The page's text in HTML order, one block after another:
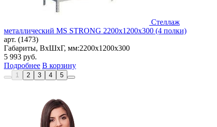
Стеллаж
металлический MS STRONG 2200x1200x300 (4 полки)
арт. (1473)
Габариты, ВxШxГ, мм:2200x1200x300
5 993 руб.
Подробнее В корзину
1 2 3 4 5